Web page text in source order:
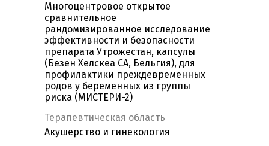
Многоцентровое открытое
сравнительное
рандомизированное исследование
эффективности и безопасности
препарата Утрожестан, капсулы
(Безен Хелскеа СА, Бельгия), для
профилактики преждевременных
родов у беременных из группы
риска (МИСТЕРИ-2)
Терапевтическая область
Акушерство и гинекология